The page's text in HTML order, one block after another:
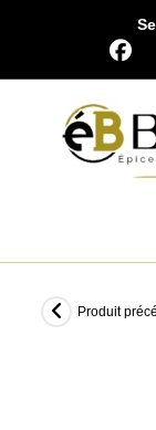
Produit